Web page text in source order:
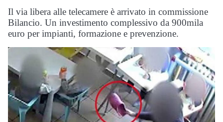
Il via libera alle telecamere è arrivato in commissione
Bilancio. Un investimento complessivo da 900mila
euro per impianti, formazione e prevenzione.